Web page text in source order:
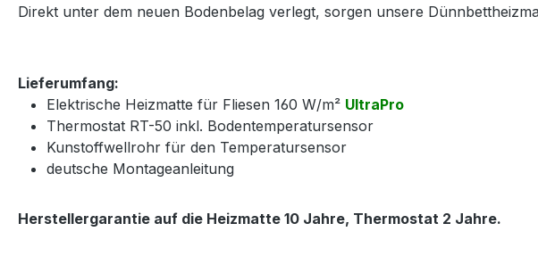
Direkt unter dem neuen Bodenbelag verlegt, sorgen unsere
Lieferumfang:
Elektrische Heizmatte für Fliesen 160 W/m² UltraPro
Thermostat RT-50 inkl. Bodentemperatursensor
Kunstoffwellrohr für den Temperatursensor
deutsche Montageanleitung
Herstellergarantie auf die Heizmatte 10 Jahre, Thermostat 2 Jahre.